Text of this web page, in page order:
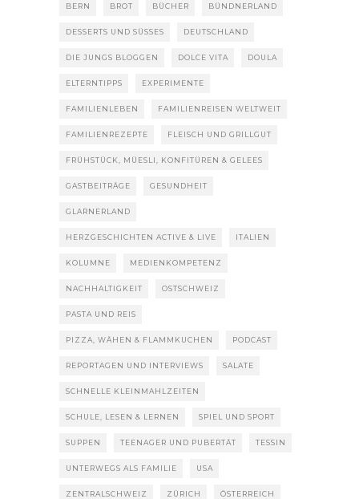
BERN BROT BÜCHER BÜNDNERLAND
DESSERTS UND SÜSSES DEUTSCHLAND
DIE JUNGS BLOGGEN DOLCE VITA DOULA
ELTERNTIPPS EXPERIMENTE
FAMILIENLEBEN FAMILIENREISEN WELTWEIT
FAMILIENREZEPTE FLEISCH UND GRILLGUT
FRÜHSTÜCK, MÜESLI, KONFITÜREN & GELEES
GASTBEITRÄGE GESUNDHEIT
GLARNERLAND
HERZGESCHICHTEN ACTIVE & LIVE ITALIEN
KOLUMNE MEDIENKOMPETENZ
NACHHALTIGKEIT OSTSCHWEIZ
PASTA UND REIS
PIZZA, WÄHEN & FLAMMKUCHEN PODCAST
REPORTAGEN UND INTERVIEWS SALATE
SCHNELLE KLEINMAHLZEITEN
SCHULE, LESEN & LERNEN SPIEL UND SPORT
SUPPEN TEENAGER UND PUBERTÄT TESSIN
UNTERWEGS ALS FAMILIE USA
ZENTRALSCHWEIZ ZÜRICH ÖSTERREICH